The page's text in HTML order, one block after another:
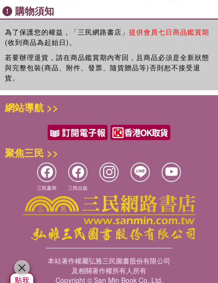
購物須知
為了保護您的權益，「三民網路書店」 提供會員七日商品鑑賞期
(收到商品為起始日)。
若要辦理退貨，請在商品鑑賞期內寄回，且商品必須是全新狀態
與完整包裝(商品、附件、發票、隨貨贈品等)否則恕不接受退
貨。
網站導航 >>
聚焦三民 >>
三民書局 三民出版
本站著作權屬弘雅三民圖書股份有限公司
及相關著作權所有人所有
Copyright © San Min Book Co.,Ltd.